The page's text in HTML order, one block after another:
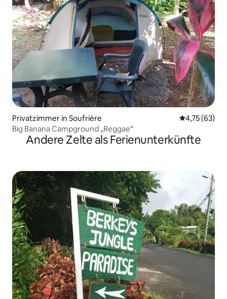
Privatzimmer in Soufrière
4,75 (63)
Big Banana Campground „Reggae“
Andere Zelte als Ferienunterkünfte